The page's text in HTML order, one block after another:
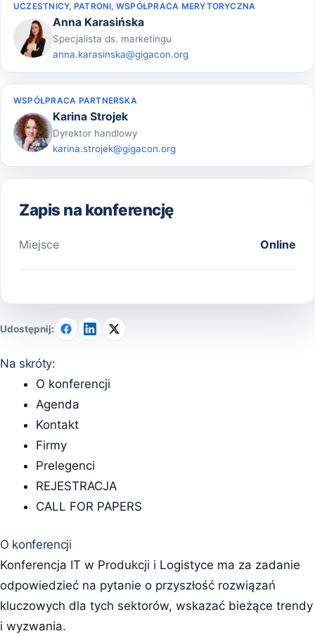
Udostępnij:
Na skróty:
O konferencji
Agenda
Kontakt
Firmy
Prelegenci
REJESTRACJA
CALL FOR PAPERS
O konferencji
Konferencja IT w Produkcji i Logistyce ma za zadanie
odpowiedzieć na pytanie o przyszłość rozwiązań
kluczowych dla tych sektorów, wskazać bieżące trendy
i wyzwania.
UCZESTNICY, PATRONI, WSPÓŁPRACA MERYTORYCZNA
Anna Karasińska
Specjalista ds. marketingu
anna.karasinska@gigacon.org
WSPÓŁPRACA PARTNERSKA
Karina Strojek
Dyrektor handlowy
karina.strojek@gigacon.org
Zapis na konferencję
Miejsce Online